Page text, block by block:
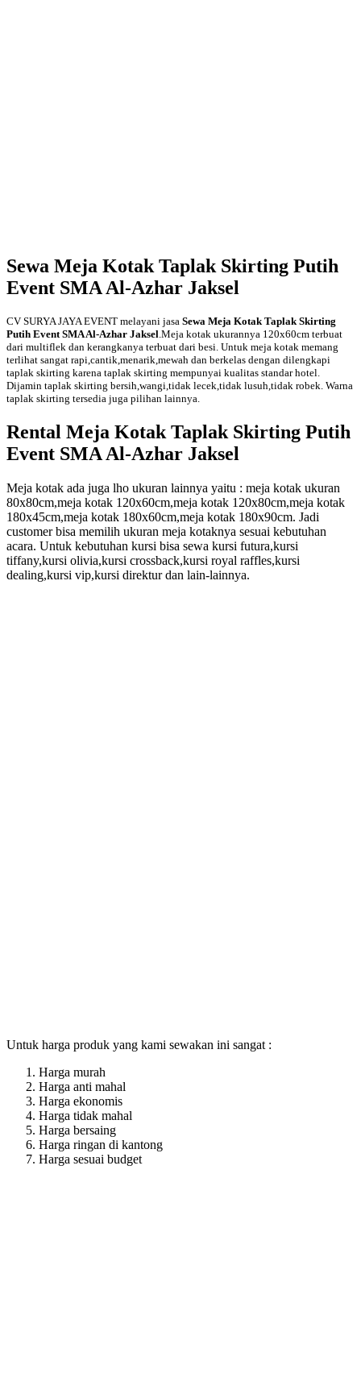
Sewa Meja Kotak Taplak Skirting Putih
Event SMA Al-Azhar Jaksel
CV SURYA JAYA EVENT melayani jasa Sewa Meja Kotak Taplak Skirting
Putih Event SMA Al-Azhar Jaksel.Meja kotak ukurannya 120x60cm terbuat
dari multiflek dan kerangkanya terbuat dari besi. Untuk meja kotak memang
terlihat sangat rapi,cantik,menarik,mewah dan berkelas dengan dilengkapi
taplak skirting karena taplak skirting mempunyai kualitas standar hotel.
Dijamin taplak skirting bersih,wangi,tidak lecek,tidak lusuh,tidak robek. Warna
taplak skirting tersedia juga pilihan lainnya.
Rental Meja Kotak Taplak Skirting Putih
Event SMA Al-Azhar Jaksel
Meja kotak ada juga lho ukuran lainnya yaitu : meja kotak ukuran
80x80cm,meja kotak 120x60cm,meja kotak 120x80cm,meja kotak
180x45cm,meja kotak 180x60cm,meja kotak 180x90cm. Jadi
customer bisa memilih ukuran meja kotaknya sesuai kebutuhan
acara. Untuk kebutuhan kursi bisa sewa kursi futura,kursi
tiffany,kursi olivia,kursi crossback,kursi royal raffles,kursi
dealing,kursi vip,kursi direktur dan lain-lainnya.
Untuk harga produk yang kami sewakan ini sangat :
Harga murah
Harga anti mahal
Harga ekonomis
Harga tidak mahal
Harga bersaing
Harga ringan di kantong
Harga sesuai budget